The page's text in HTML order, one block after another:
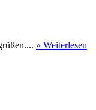
» Weiterlesen